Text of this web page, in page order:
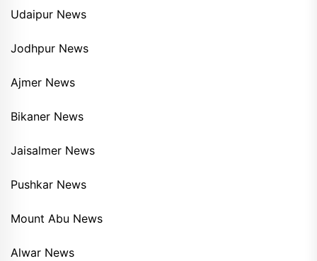
Udaipur News
Jodhpur News
Ajmer News
Bikaner News
Jaisalmer News
Pushkar News
Mount Abu News
Alwar News